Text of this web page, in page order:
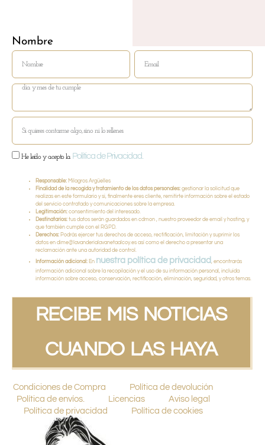
Nombre
He leído y acepto la Política de Privacidad.
Responsable: Milagros Argüelles
Finalidad de la recogida y tratamiento de los datos personales: gestionar la solicitud que
realizas en este formulario y si, finalmente eres cliente, remitirte información sobre el estado
del servicio contratado y comunicaciones sobre la empresa.
Legitimación: consentimiento del interesado.
Destinatarios: tus datos serán guardados en cdmon , nuestro proveedor de email y hosting, y
que también cumple con el RGPD.
Derechos: Podrás ejercer tus derechos de acceso, rectificación, limitación y suprimir los
datos en dime@lavanderialavanetaalcoy.es así como el derecho a presentar una
reclamación ante una autoridad de control.
Información adicional: En nuestra política de privacidad
, encontrarás
información adicional sobre la recopilación y el uso de su información personal, incluida
información sobre acceso, conservación, rectificación, eliminación, seguridad, y otros temas.
RECIBE MIS NOTICIAS
CUANDO LAS HAYA
Condiciones de Compra
Política de devolución
Política de envíos.
Licencias
Aviso legal
Política de privacidad
Política de cookies